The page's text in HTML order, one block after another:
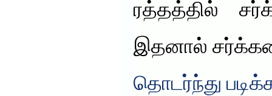
ரத்தத்தில்
இதனால்
தொடர்ந்து